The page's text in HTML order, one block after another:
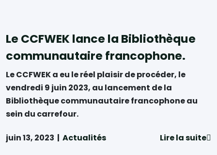
Le CCFWEK lance la Bibliothèque
communautaire francophone.
Le CCFWEK a eu le réel plaisir de procéder, le
vendredi 9 juin 2023, au lancement de la
Bibliothèque communautaire francophone au
sein du carrefour.
juin 13, 2023 | Actualités Lire la suite